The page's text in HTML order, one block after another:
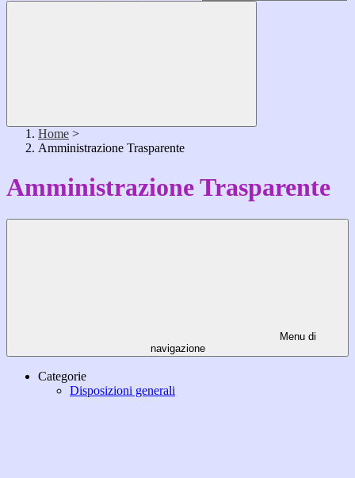
Home >
Amministrazione Trasparente
Amministrazione Trasparente
Menu di
navigazione
Categorie
Disposizioni generali